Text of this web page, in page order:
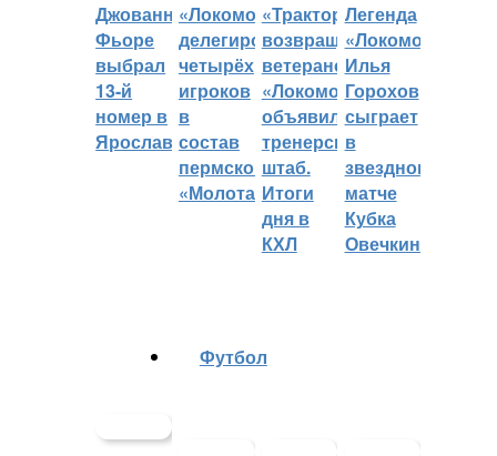
Джованни
Фьоре
выбрал
13-й
номер в
Ярославле
«Локомотив»
делегировал
четырёх
игроков
в
состав
пермского
«Молота»
«Трактор»
возвращает
ветеранов,
«Локомотив»
объявил
тренерский
штаб.
Итоги
дня в
КХЛ
Легенда
«Локомотива»
Илья
Горохов
сыграет
в
звездном
матче
Кубка
Овечкина
Футбол